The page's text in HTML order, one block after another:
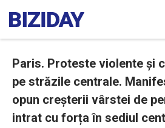
Paris. Proteste violente și
pe străzile centrale.
opun creșterii vârstei de
intrat cu forța în sediul